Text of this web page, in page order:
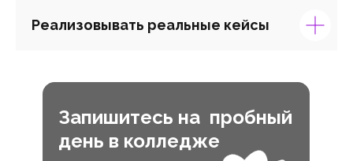
Реализовывать реальные кейсы
Запишитесь на пробный
день в колледже